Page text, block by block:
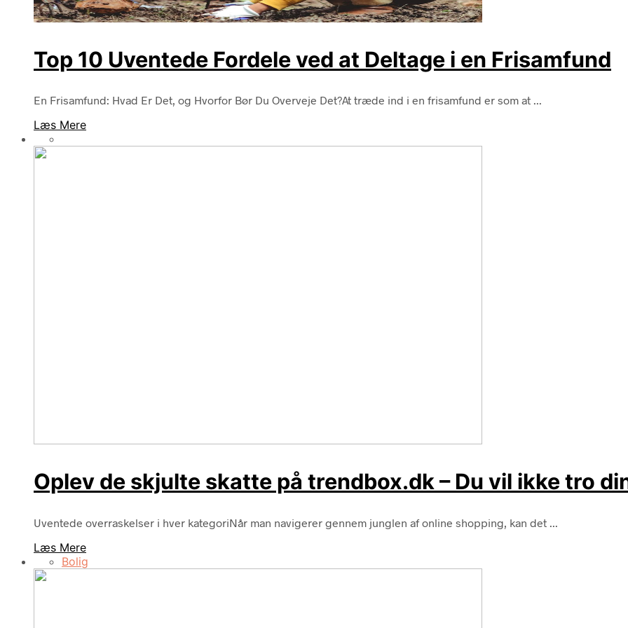
Top 10 Uventede Fordele ved at Deltage i en Frisamfund
En Frisamfund: Hvad Er Det, og Hvorfor Bør Du Overveje Det?At træde ind i en frisamfund er som at ...
Læs Mere
Oplev de skjulte skatte på trendbox.dk – Du vil ikke tro
Uventede overraskelser i hver kategoriNår man navigerer gennem junglen af online shopping, kan det ...
Læs Mere
Bolig